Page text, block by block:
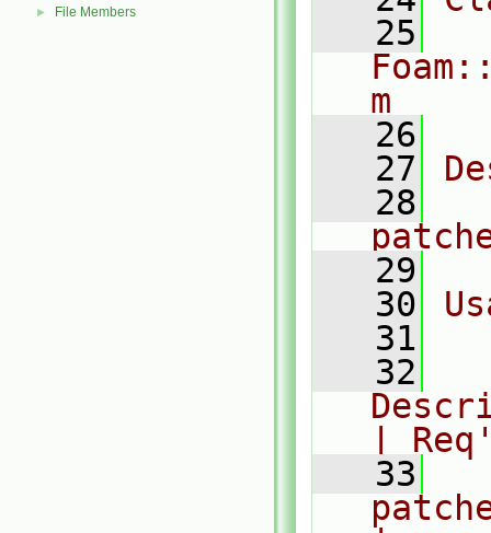
► File Members
   25
m
   26
   27
   28
   29
   30
   31
   32
|
   33